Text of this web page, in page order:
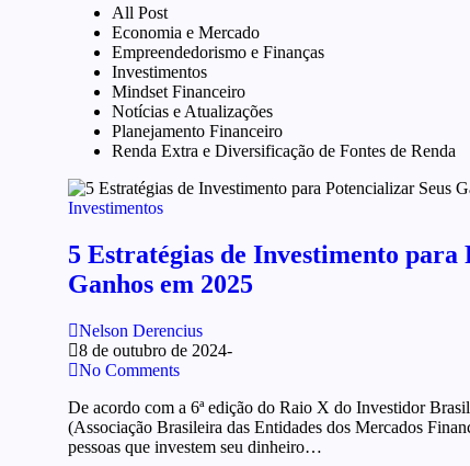
All Post
Economia e Mercado
Empreendedorismo e Finanças
Investimentos
Mindset Financeiro
Notícias e Atualizações
Planejamento Financeiro
Renda Extra e Diversificação de Fontes de Renda
Investimentos
5 Estratégias de Investimento para
Ganhos em 2025
Nelson Derencius
8 de outubro de 2024-
No Comments
De acordo com a 6ª edição do Raio X do Investidor
(Associação Brasileira das Entidades dos Mercados
pessoas que investem seu dinheiro…